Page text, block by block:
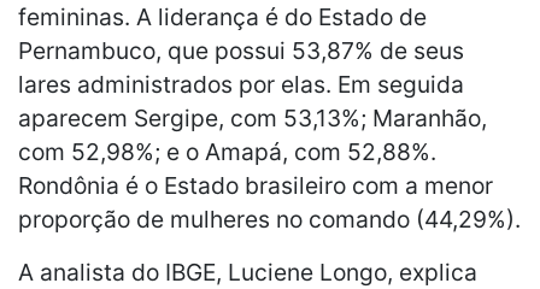
femininas. A liderança é do Estado de
Pernambuco, que possui 53,87% de seus
lares administrados por elas. Em seguida
aparecem Sergipe, com 53,13%; Maranhão,
com 52,98%; e o Amapá, com 52,88%.
Rondônia é o Estado brasileiro com a menor
proporção de mulheres no comando (44,29%).
A analista do IBGE, Luciene Longo, explica